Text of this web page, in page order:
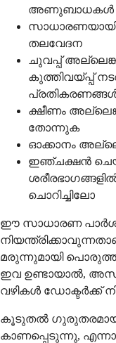
അണുബാധകൾ
തലവേദന
ചുവപ്പ്
കുത്തിവയ്പ്പ്
ക്ഷീണം
തോന്നുക
ഓക്കാനം
ഇഞ്ചക്ഷൻ
ചൊറിച്ചിലോ
ഈ സാധാരണ
മരുന്നുമായി
ഇവ ഉണ്ടായാൽ,
വഴികൾ ഡോക്ടർക്ക്
കൂടുതൽ ഗുരുതരമായ
കാണപ്പെടുന്നു,